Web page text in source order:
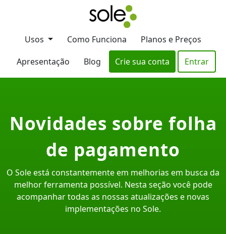
Usos Como Funciona
Planos e Preços
Apresentação
Blog Crie sua conta Entrar
Novidades sobre folha
de pagamento
O Sole está constantemente em melhorias em busca da
melhor ferramenta possível. Nesta seção você pode
acompanhar todas as nossas atualizações e novas
implementações no Sole.